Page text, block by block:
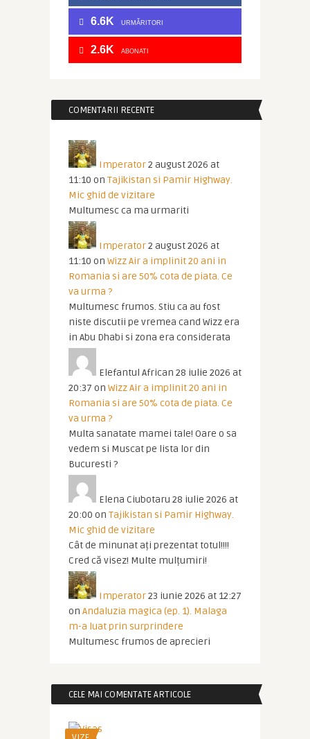
6.6K URMĂRITORI
2.6K ABONATI
COMENTARII RECENTE
Imperator2 august 2026 at
11:10 on Tajikistan si Pamir Highway.
Mic ghid de vizitare
Multumesc ca ma urmariti
Imperator2 august 2026 at
11:10 on Wizz Air a implinit 20 ani in
Romania si are 50% cota de piata. Ce
va urma ?
Multumesc frumos. Stiu ca au fost
niste discutii pe vremea cand Wizz era
in Abu Dhabi si zona era considerata
Elefantul African 28 iulie 2026 at
20:37 on Wizz Air a implinit 20 ani in
Romania si are 50% cota de piata. Ce
va urma ?
Multa sanatate mamei tale! Oare o sa
vedem si Muscat pe lista lor din
Bucuresti ?
Elena Ciubotaru 28 iulie 2026 at
20:00 on Tajikistan si Pamir Highway.
Mic ghid de vizitare
Cât de minunat ați prezentat totul!!!!
Cred că visez! Multe mulțumiri!
Imperator23 iunie 2026 at 12:27
on Andaluzia magica (ep. 1). Malaga
m-a luat prin surprindere
Multumesc frumos de aprecieri
CELE MAI COMENTATE ARTICOLE